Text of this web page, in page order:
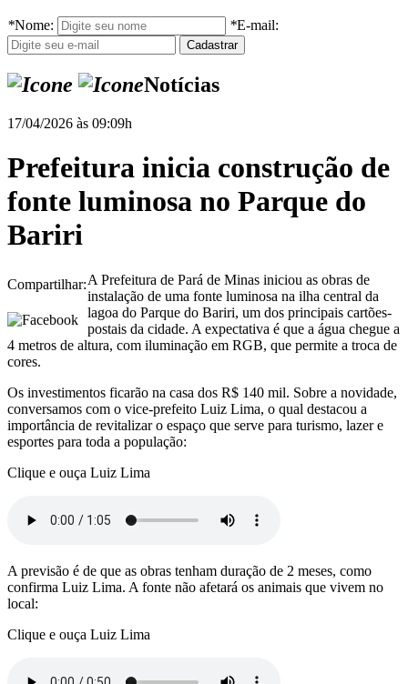
*Nome: *E-mail:
Notícias
17/04/2026 às 09:09h
Prefeitura inicia construção de
fonte luminosa no Parque do
Bariri
Compartilhar:A Prefeitura de Pará de Minas iniciou as obras de
instalação de uma fonte luminosa na ilha central da
lagoa do Parque do Bariri, um dos principais cartões-
postais da cidade. A expectativa é que a água chegue a
4 metros de altura, com iluminação em RGB, que permite a troca de
cores.
Os investimentos ficarão na casa dos R$ 140 mil. Sobre a novidade,
conversamos com o vice-prefeito Luiz Lima, o qual destacou a
importância de revitalizar o espaço que serve para turismo, lazer e
esportes para toda a população:
Clique e ouça Luiz Lima
A previsão é de que as obras tenham duração de 2 meses, como
confirma Luiz Lima. A fonte não afetará os animais que vivem no
local:
Clique e ouça Luiz Lima